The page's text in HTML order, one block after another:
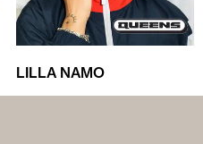
LILLA NAMO